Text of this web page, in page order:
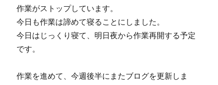
作業がストップしています。
今日も作業は諦めて寝ることにしました。
今日はじっくり寝て、明日夜から作業再開する予定
です。
作業を進めて、今週後半にまたブログを更新しま